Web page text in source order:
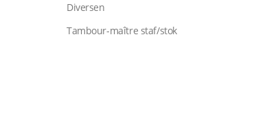
Diversen
Tambour-maître staf/stok